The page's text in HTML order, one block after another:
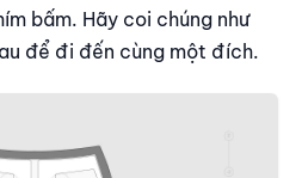
bấm. Hãy coi chúng như
để đi đến cùng một đích.